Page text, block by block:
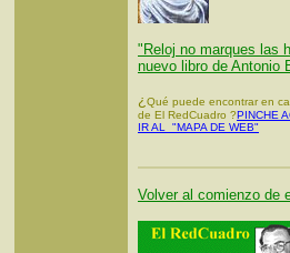
"Reloj no marques las
nuevo libro de Antonio
¿ Qué puede encontrar en
de El RedCuadro ?PINCHE
IR AL "MAPA DE WEB"
Volver al comienzo de